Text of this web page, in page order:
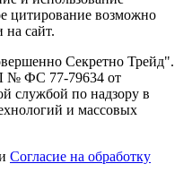
цитирование возможно
на сайт.
Секретно Трейд".
№ ФС 77-79634 от
службой по надзору в
и массовых
Согласие на обработку